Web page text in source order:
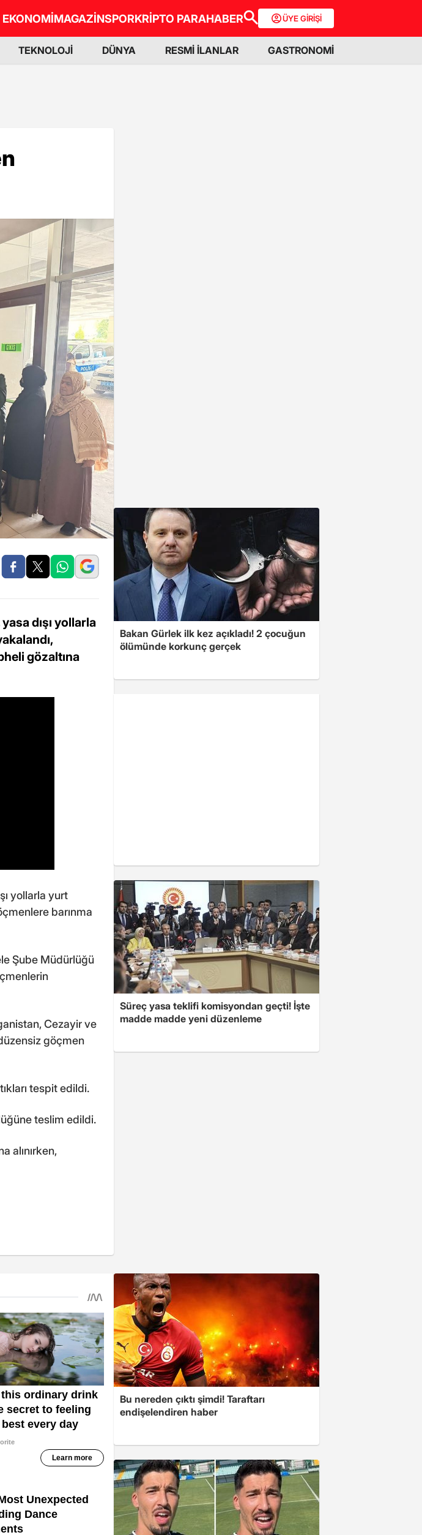
EKONOMİMAGAZİNSPORKRİPTO PARAHABER ÜYE GİRİŞİ
TEKNOLOJİ DÜNYA RESMİ İLANLAR GASTRONOMİ
dışı yollarla
gözaltına
yollarla yurt
barınma
Şube Müdürlüğü
Cezayir ve
göçmen
tespit edildi.
teslim edildi.
alınırken,
Bakan Gürlek ilk kez açıkladı! 2 çocuğun
ölümünde korkunç gerçek
Süreç yasa teklifi komisyondan geçti! İşte
madde madde yeni düzenleme
Bu nereden çıktı şimdi! Taraftarı
endişelendiren haber